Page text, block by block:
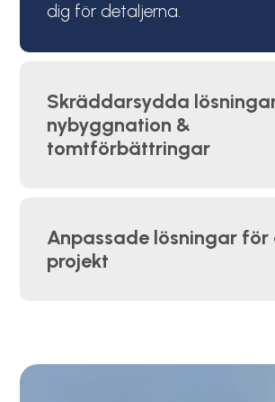
dig för detaljerna.
Skräddarsydda
nybyggnation &
tomtförbättringar
Anpassade lösningar
projekt